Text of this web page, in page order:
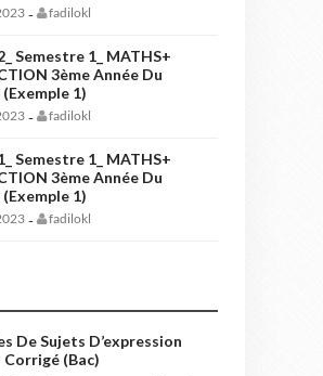
- fadilokl
Semestre 1_ MATHS+
3ème Année Du
1)
- fadilokl
Semestre 1_ MATHS+
3ème Année Du
1)
- fadilokl
De Sujets D’expression
Corrigé (bac)